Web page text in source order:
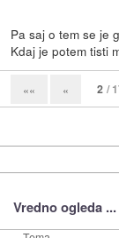
Pa saj o tem se je
Kdaj je potem tisti
«« « 2 /
Vredno ogleda ...